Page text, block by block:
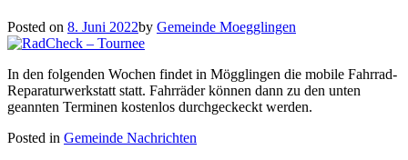
Posted on 8. Juni 2022by Gemeinde Moegglingen
In den folgenden Wochen findet in Mögglingen die mobile Fahrrad-
Reparaturwerkstatt statt. Fahrräder können dann zu den unten
geannten Terminen kostenlos durchgeckeckt werden.
Posted in Gemeinde Nachrichten